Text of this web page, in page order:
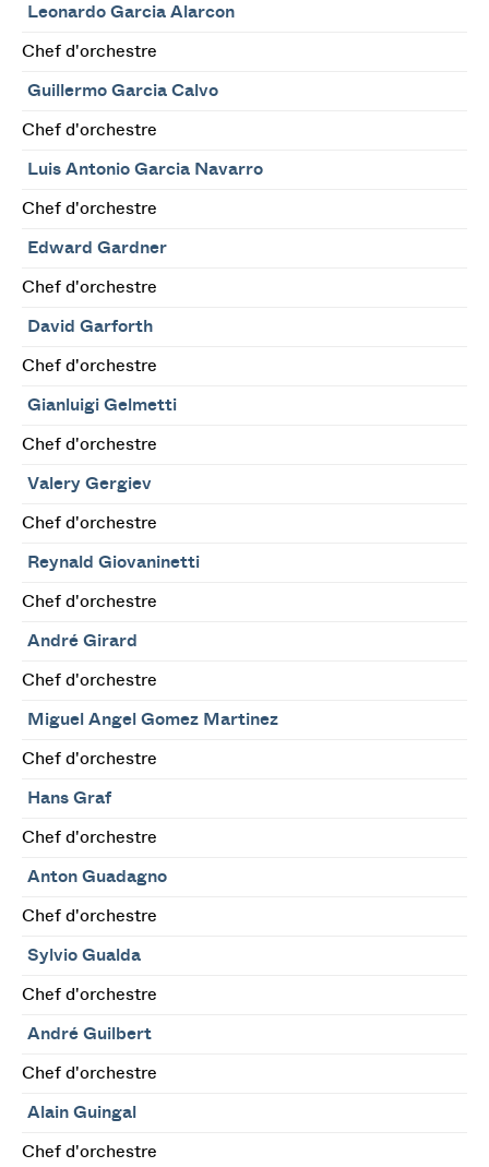
Leonardo Garcia Alarcon
Chef d'orchestre
Guillermo Garcia Calvo
Chef d'orchestre
Luis Antonio Garcia Navarro
Chef d'orchestre
Edward Gardner
Chef d'orchestre
David Garforth
Chef d'orchestre
Gianluigi Gelmetti
Chef d'orchestre
Valery Gergiev
Chef d'orchestre
Reynald Giovaninetti
Chef d'orchestre
André Girard
Chef d'orchestre
Miguel Angel Gomez Martinez
Chef d'orchestre
Hans Graf
Chef d'orchestre
Anton Guadagno
Chef d'orchestre
Sylvio Gualda
Chef d'orchestre
André Guilbert
Chef d'orchestre
Alain Guingal
Chef d'orchestre